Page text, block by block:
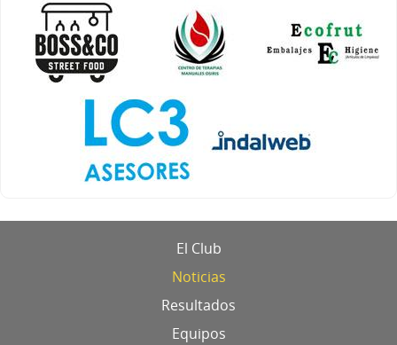
El Club
Noticias
Resultados
Equipos